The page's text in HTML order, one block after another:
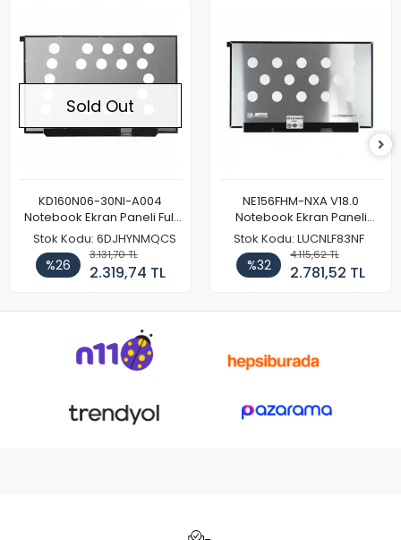
Sold Out
KD160N06-30NI-A004
Notebook Ekran Paneli Full
HD
Stok Kodu: 6DJHYNMQCS
%26
3.131,70 TL
2.319,74 TL
NE156FHM-NXA V18.0
Notebook Ekran Paneli
144Hz
Stok Kodu: LUCNLF83NF
%32
4.115,62 TL
2.781,52 TL